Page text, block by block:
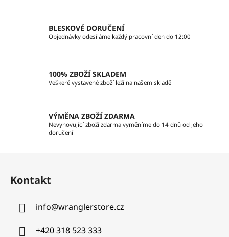
í
p
k
y
p
i
BLESKOVÉ DORUČENÍ
Objednávky odesíláme každý pracovní den do 12:00
100% ZBOŽÍ SKLADEM
Veškeré vystavené zboží leží na našem skladě
VÝMĚNA ZBOŽÍ ZDARMA
Nevyhovující zboží zdarma vyměníme do 14 dnů od jeho
doručení
Kontakt
info@wranglerstore.cz
+420 318 523 333